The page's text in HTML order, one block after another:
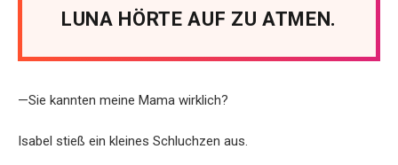
LUNA HÖRTE AUF ZU ATMEN.
—Sie kannten meine Mama wirklich?
Isabel stieß ein kleines Schluchzen aus.